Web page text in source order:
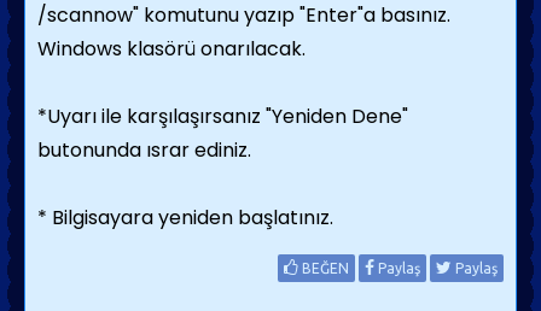
/scannow" komutunu yazıp "Enter"a basınız.
Windows klasörü onarılacak.
*Uyarı ile karşılaşırsanız "Yeniden Dene"
butonunda ısrar ediniz.
* Bilgisayara yeniden başlatınız.
BEĞEN Paylaş Paylaş